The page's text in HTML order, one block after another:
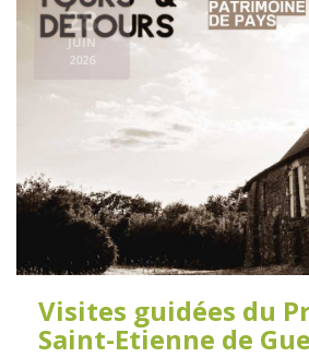
28
JUIN
2026
Visites guidées du
Saint-Etienne de